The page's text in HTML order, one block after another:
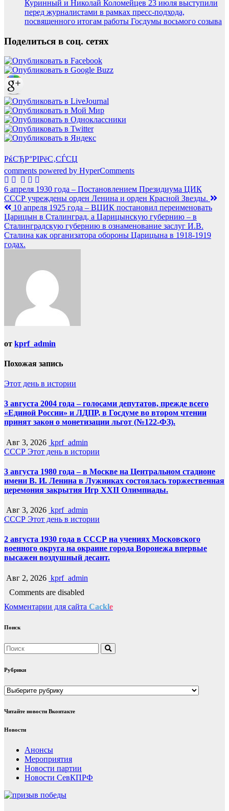
Куринный и Николай Коломейцев 23 июля выступили
перед журналистами в рамках пресс-подхода,
посвященного итогам работы Госдумы восьмого созыва
Поделиться в соц. сетях
РќСЂР°РІРёС‚СЃСЏ
comments powered by HyperComments
Навигация
по
записям
6 апреля 1930 года – Постановлением Президиума ЦИК
СССР учреждены орден Ленина и орден Красной Звезды.
10 апреля 1925 года – ВЦИК постановил переименовать
Царицын в Сталинград, а Царицынскую губернию – в
Сталинградскую губернию в ознаменование заслуг И.В.
Сталина как организатора обороны Царицына в 1918-1919
годах.
от kprf_admin
Похожая запись
Этот день в истории
3 августа 2004 года – голосами депутатов, прежде всего
«Единой России» и ЛДПР, в Госдуме во втором чтении
принят закон о монетизации льгот (№122-ФЗ).
Авг 3, 2026 kprf_admin
СССР Этот день в истории
3 августа 1980 года – в Москве на Центральном стадионе
имени В. И. Ленина в Лужниках состоялась торжественная
церемония закрытия Игр XXII Олимпиады.
Авг 3, 2026 kprf_admin
СССР Этот день в истории
2 августа 1930 года в СССР на учениях Московского
военного округа на окраине города Воронежа впервые
высажен воздушный десант.
Авг 2, 2026 kprf_admin
Comments are disabled
Комментарии для сайта Cackle
Поиск
Рубрики
Рубрики
Читайте новости Вконтакте
Новости
Анонсы
Мероприятия
Новости партии
Новости СевКПРФ